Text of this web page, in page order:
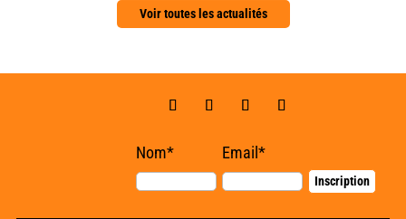
Voir toutes les actualités
Nom* Email*